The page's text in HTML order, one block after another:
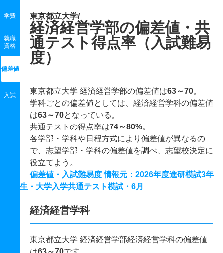
学費
就職
資格
偏差値
入試
東京都立大学/
経済経営学部の偏差値・共
通テスト得点率（入試難易
度）
東京都立大学 経済経営学部の偏差値は63～70。
学科ごとの偏差値としては、経済経営学科の偏差値
は63～70となっている。
共通テストの得点率は74～80%。
各学部・学科や日程方式により偏差値が異なるの
で、志望学部・学科の偏差値を調べ、志望校決定に
役立てよう。
偏差値・入試難易度 情報元：2026年度進研模試3年
生・大学入学共通テスト模試・6月
経済経営学科
東京都立大学 経済経営学部経済経営学科の偏差値
は63～70です。